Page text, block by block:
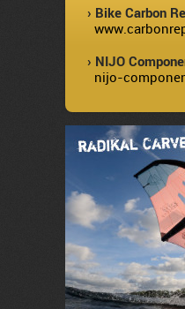
› Bike Carbon
› NIJO
nijo-